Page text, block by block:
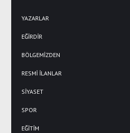
YAZARLAR
EĞİRDİR
BÖLGEMİZDEN
RESMİ İLANLAR
SİYASET
SPOR
EĞİTİM